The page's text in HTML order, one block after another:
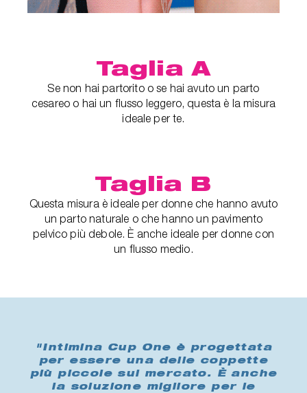
Taglia A
Se non hai partorito o se hai avuto un parto
cesareo o hai un flusso leggero, questa è la misura
ideale per te.
Taglia B
Questa misura è ideale per donne che hanno avuto
un parto naturale o che hanno un pavimento
pelvico più debole. È anche ideale per donne con
un flusso medio.
"Intimina Cup One è progettata
per essere una delle coppette
più piccole sul mercato. È anche
la soluzione migliore per le